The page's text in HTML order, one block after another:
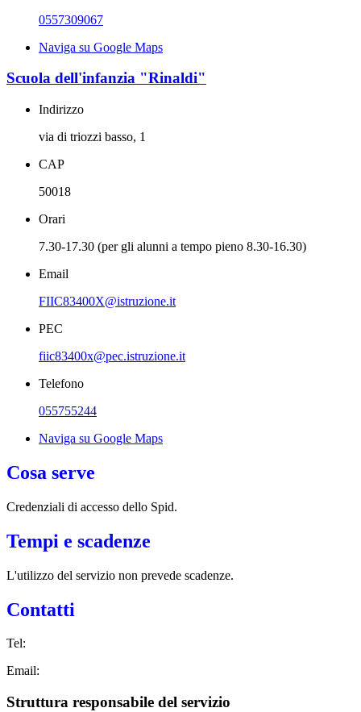
0557309067
Naviga su Google Maps
Scuola dell'infanzia "Rinaldi"
Indirizzo
via di triozzi basso, 1
CAP
50018
Orari
7.30-17.30 (per gli alunni a tempo pieno 8.30-16.30)
Email
FIIC83400X@istruzione.it
PEC
fiic83400x@pec.istruzione.it
Telefono
055755244
Naviga su Google Maps
Cosa serve
Credenziali di accesso dello Spid.
Tempi e scadenze
L'utilizzo del servizio non prevede scadenze.
Contatti
Tel:
Email:
Struttura responsabile del servizio